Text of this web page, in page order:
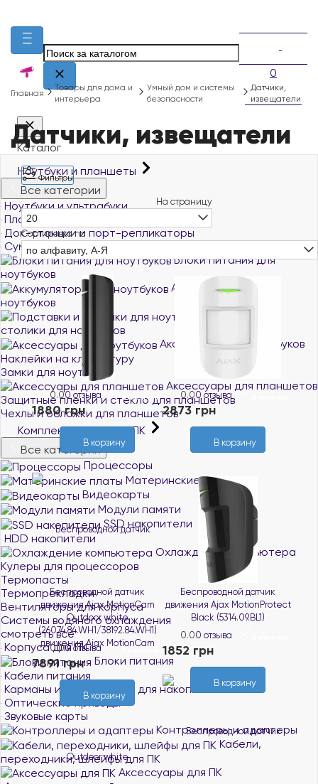
0
Каталог
Ноутбуки и планшеты
Все категории
Ноутбуки и ультрабуки
Планшеты
Док-станции и порт-репликаторы
Сумки, чехлы и рюкзаки для ноутбуков
Блоки питания для
ноутбуков
Аккумуляторы для
ноутбуков
столики для ноутбуков
Аксессуары для ноутбуков
Наклейки на клавиатуру
Замки для ноутбуков
Аксессуары для планшетов
Защитные пленки и стекло для планшетов
Чехлы и обложки для планшетов
Комплектующие для ПК
Все категории
Процессоры
Материнские платы
Видеокарты
Модули памяти
SSD накопители
HDD накопители
Охлаждение компьютера
Кулеры для процессоров
Термопасты
Термопрокладки
Вентиляторы для корпуса
Системы водяного охлаждения
смотреть все
Корпуса для ПК
Блоки питания
Кабели питания
Карманы и док-станции для накопителей
Оптические приводы
Звуковые карты
Контроллеры и адаптеры
Кабели,
переходники, шлейфы для ПК
Аксессуары для ПК
Главная
Товары для дома и
интерьера
Умный дом и системы
безопасности
Датчики,
извещатели
Датчики, извещатели
Фильтры
На страницу
20
Сортировка по
по алфавиту, А-Я
0.00 отзыва В наличии
1880 грн
В корзину
0.00 отзыва
2873 грн
В корзину
Беспроводной датчик
движения Ajax MotionCam
Outdoor white
(26074.84.WH1/38192.84.WH1)
0.00 отзыва
7891 грн
В корзину
Беспроводной датчик
движения Ajax MotionProtect
Black (5314.09.BL1)
0.00 отзыва
1852 грн
В корзину